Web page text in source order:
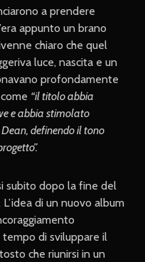
a prendere
appunto un brano
chiaro che quel
luce, nascita e un
profondamente
“il titolo abbia
e abbia stimolato
Dean, definendo il tono
subito dopo la fine del
di un nuovo album
tempo di sviluppare il
che riunirsi in un